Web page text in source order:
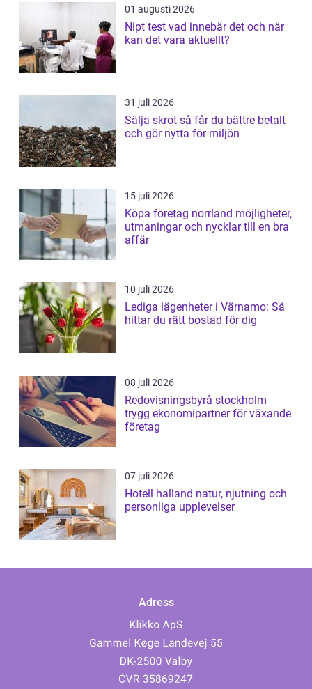
01 augusti 2026
Nipt test vad innebär det och när
kan det vara aktuellt?
31 juli 2026
Sälja skrot så får du bättre betalt
och gör nytta för miljön
15 juli 2026
Köpa företag norrland möjligheter,
utmaningar och nycklar till en bra
affär
10 juli 2026
Lediga lägenheter i Värnamo: Så
hittar du rätt bostad för dig
08 juli 2026
Redovisningsbyrå stockholm
trygg ekonomipartner för växande
företag
07 juli 2026
Hotell halland natur, njutning och
personliga upplevelser
Adress